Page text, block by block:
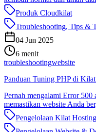
Produk Cloudkilat
Troubleshooting, Tips &
04 Jun 2025
6 menit
troubleshootingwebsite
Panduan Tuning PHP di
Pernah mengalami Error 500
memastikan website Anda
Pengelolaan Kilat Hosting